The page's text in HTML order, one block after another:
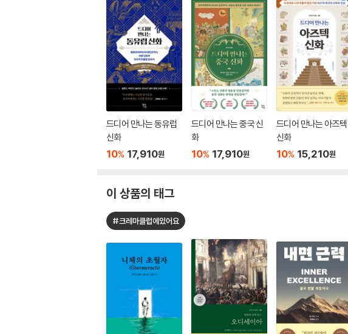
드디어 만나는 동유럽
신화
10% 17,910원
드디어 만나는 중국 신
화
10% 17,910원
드디어 만나는 아즈텍
신화
10% 15,210원
이 상품의 태그
#크레마클럽에있어요